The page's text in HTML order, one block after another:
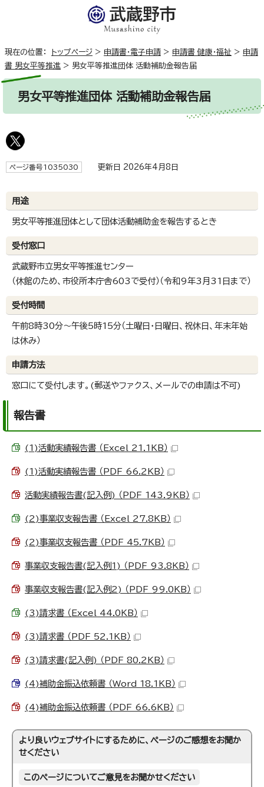
現在の位置： トップページ > 申請書・電子申請 > 申請書 健康・福祉 > 申請
書 男女平等推進 > 男女平等推進団体 活動補助金報告届
男女平等推進団体 活動補助金報告届
ページ番号1035030 更新日 2026年4月8日
用途
男女平等推進団体として団体活動補助金を報告するとき
受付窓口
武蔵野市立男女平等推進センター
（休館のため、市役所本庁舎603で受付）（令和9年3月31日まで）
受付時間
午前8時30分～午後5時15分（土曜日・日曜日、祝休日、年末年始
は休み）
申請方法
窓口にて受付します。(郵送やファクス、メールでの申請は不可)
報告書
(1)活動実績報告書 （Excel 21.1KB）
(1)活動実績報告書 （PDF 66.2KB）
活動実績報告書(記入例) （PDF 143.9KB）
(2)事業収支報告書 （Excel 27.8KB）
(2)事業収支報告書 （PDF 45.7KB）
事業収支報告書(記入例1) （PDF 93.8KB）
事業収支報告書(記入例2) （PDF 99.0KB）
(3)請求書 （Excel 44.0KB）
(3)請求書 （PDF 52.1KB）
(3)請求書(記入例) （PDF 80.2KB）
(4)補助金振込依頼書 （Word 18.1KB）
(4)補助金振込依頼書 （PDF 66.6KB）
より良いウェブサイトにするために、ページのご感想をお聞か
せください
このページについてご意見をお聞かせください